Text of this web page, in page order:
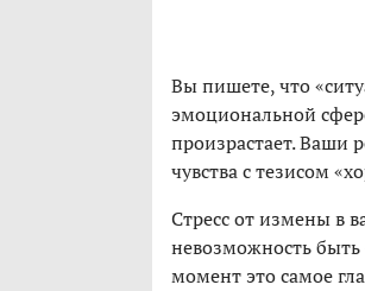
Вы пишете, что
эмоциональной
произрастает. Ваши
чувства с тезисом
Стресс от измены в
невозможность быть
момент это самое